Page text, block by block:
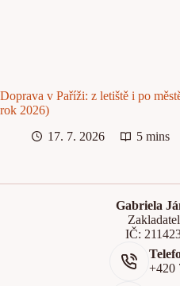
Doprava v Paříži: z letiště i po
rok 2026)
17. 7. 2026
5 mins
Gabriela
IČ:
+420